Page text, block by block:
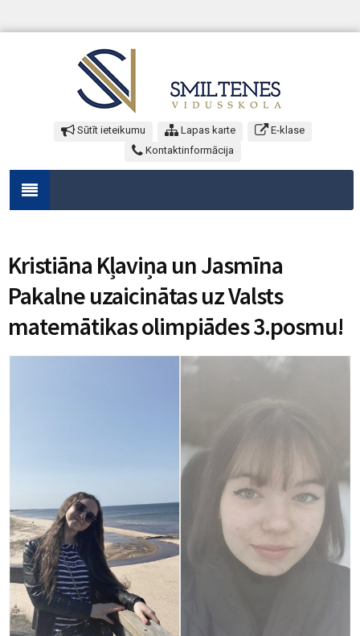
Sūtīt ieteikumu Lapas karte
E-klase
Kontaktinformācija
Kristiāna Kļaviņa un Jasmīna
Pakalne uzaicinātas uz Valsts
matemātikas olimpiādes 3.posmu!